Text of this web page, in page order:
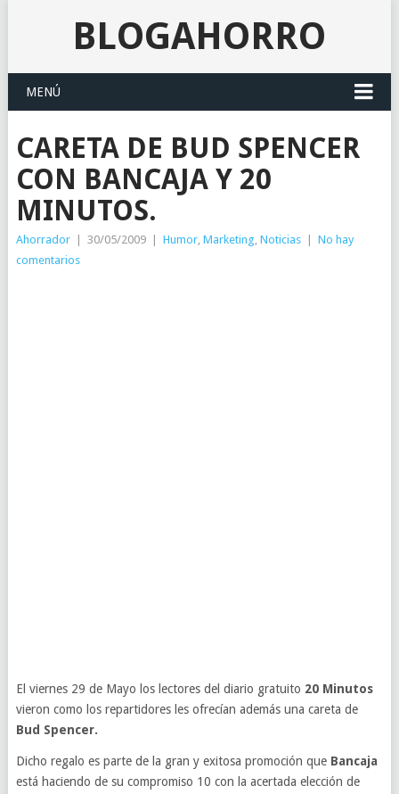
BLOGAHORRO
MENÚ
CARETA DE BUD SPENCER
CON BANCAJA Y 20
MINUTOS.
Ahorrador 30/05/2009 Humor, Marketing, Noticias
No hay
comentarios
El viernes 29 de Mayo los lectores del diario gratuito 20 Minutos
vieron como los repartidores les ofrecían además una careta de
Bud Spencer.
Dicho regalo es parte de la gran y exitosa promoción que Bancaja
está haciendo de su compromiso 10 con la acertada elección de